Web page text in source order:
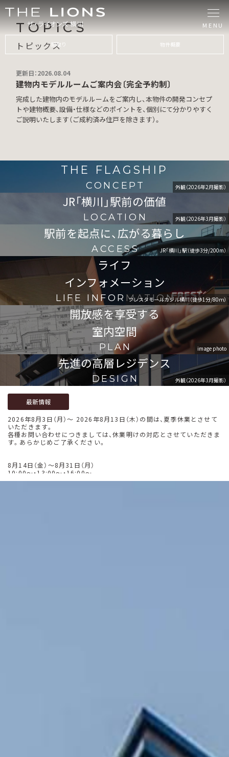
MENU
間取り 物件概要
TOPICS
トピックス
更新日：2026.08.04
建物内モデルルームご案内会〔完全予約制〕
完成した建物内のモデルルームをご案内し、本物件の開発コンセプ
トや建物概要、設備・仕様などのポイントを、個別にて分かりやすく
ご説明いたします（ご成約済み住戸を除きます）。
THE FLAGSHIP
CONCEPT 外観（2026年2月撮影）
JR「横川」駅前の価値
LOCATION 外観（2026年3月撮影）
駅前を起点に、広がる暮らし
ACCESS JR「横川」駅（徒歩3分/200m）
ライフ
インフォメーション
LIFE INFORMATIONフレスタモールカジル横川（徒歩1分/80ｍ）
開放感を享受する
室内空間
PLAN image photo
先進の高層レジデンス
DESIGN 外観（2026年3月撮影）
最新情報
2026年8月3日（月）～ 2026年8月13日（木）の間は、夏季休業とさせて
いただきます。
各種お問い合わせにつきましては、休業明けの対応とさせていただきま
す。あらかじめご了承ください。
8月14日（金）～8月31日（月）
10:00～・13:00～・16:00～
建物内モデルルームご案内会 〈完全予約制〉